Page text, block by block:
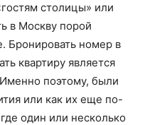
столицы» или
в Москву порой
Бронировать номер в
квартиру является
поэтому, были
или как их еще по-
один или несколько